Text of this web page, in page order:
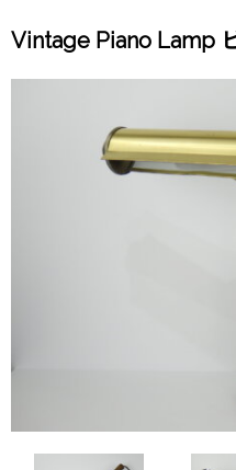
Vintage Piano Lamp